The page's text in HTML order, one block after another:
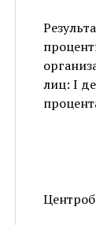
лиц: I